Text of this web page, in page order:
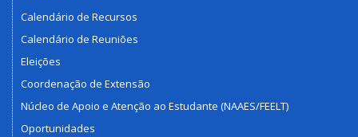
Calendário de Recursos
Calendário de Reuniões
Eleições
Coordenação de Extensão
Núcleo de Apoio e Atenção ao Estudante (NAAES/FEELT)
Oportunidades